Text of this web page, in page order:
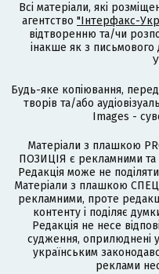
Всі матеріали, які
агентство "Інтерфакс-
відтворенню та/чи
інакше як з письмового
Будь-яке копіювання,
творів та/або
Images -
Матеріали з плашкою
ПОЗИЦІЯ є рекламними та
Редакція може не
Матеріали з плашкою
рекламними, проте
контенту і поділяє
Редакція не несе
судження, оприлюднені
українським
реклами